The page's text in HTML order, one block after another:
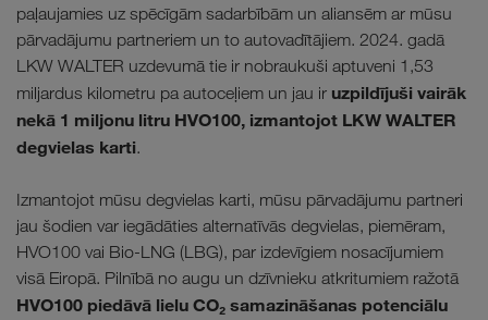
paļaujamies uz spēcīgām sadarbībām un aliansēm ar mūsu
pārvadājumu partneriem un to autovadītājiem. 2024. gadā
LKW WALTER uzdevumā tie ir nobraukuši aptuveni 1,53
miljardus kilometru pa autoceļiem un jau ir uzpildījuši vairāk
nekā 1 miljonu litru HVO100, izmantojot LKW WALTER
degvielas karti.
Izmantojot mūsu degvielas karti, mūsu pārvadājumu partneri
jau šodien var iegādāties alternatīvās degvielas, piemēram,
HVO100 vai Bio-LNG (LBG), par izdevīgiem nosacījumiem
visā Eiropā. Pilnībā no augu un dzīvnieku atkritumiem ražotā
HVO100 piedāvā lielu CO₂ samazināšanas potenciālu